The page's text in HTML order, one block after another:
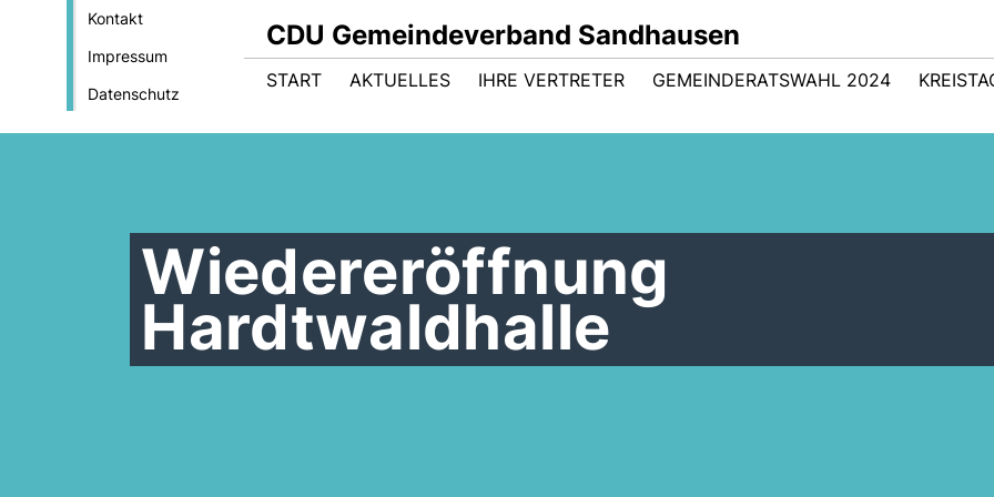
Kontakt
Impressum
Datenschutz
CDU Gemeindeverband Sandhausen
START AKTUELLES IHRE VERTRETER GEMEINDERATSWAHL 2024
Wiedereröffnung
Hardtwaldhalle